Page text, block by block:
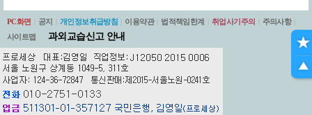
PC화면 공지 개인정보취급방침 이용약관 법적책임한계 취업사기주의 주의사항
사이트맵
과외교습신고 안내